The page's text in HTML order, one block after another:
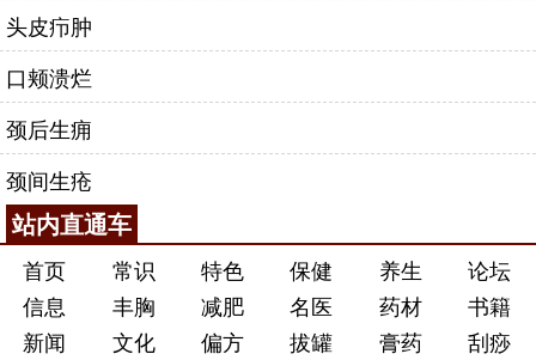
头皮疖肿
口颊溃烂
颈后生痈
颈间生疮
站内直通车
首页 常识 特色 保健 养生
论坛
信息
丰胸 减肥 名医 药材
书籍
新闻
文化 偏方 拔罐 膏药
刮痧